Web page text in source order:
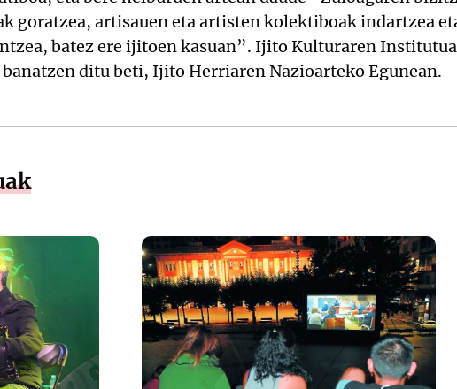
goratzea, artisauen eta artisten kolektiboak indartzea
batez ere ijitoen kasuan”. Ijito Kulturaren
ditu beti, Ijito Herriaren Nazioarteko Egunean.